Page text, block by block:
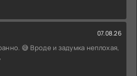
07.08.26
😅 Вроде и задумка неплохая,